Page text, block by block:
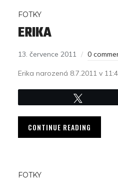
FOTKY
ERIKA
13. července 2011 0
Erika narozená 8.7.2011 v
CONTINUE READING
FOTKY